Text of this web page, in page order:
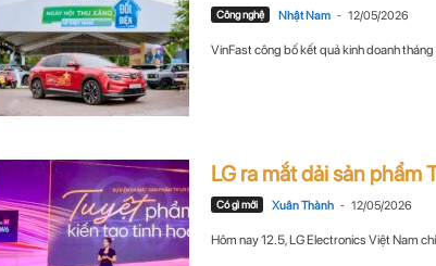
S
i
n
i
Công nghệ Nhật Nam - 12/05/2026
VinFast công bố kết quả kinh doanh
LG ra mắt dải sản phẩm
Có gì mới Xuân Thành - 12/05/2026
Hôm nay 12.5, LG Electronics Việt Nam